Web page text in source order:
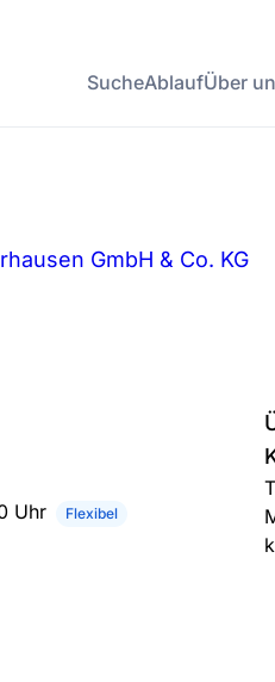
SucheAblaufÜber
GmbH & Co. KG
Uhr Flexibel